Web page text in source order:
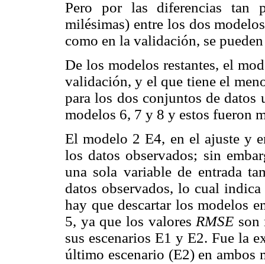
Pero por las diferencias tan
milésimas) entre los dos
como en la validación, se
De los modelos restantes, el
validación, y el que tiene el
para los dos conjuntos de
modelos 6, 7 y 8 y estos fueron
El modelo 2 E4, en el ajuste y
los datos observados; sin
una sola variable de entrada
datos observados, lo cual
hay que descartar los modelos
5, ya que los valores RMSE son
sus escenarios E1 y E2. Fue la
último escenario (E2) en ambos